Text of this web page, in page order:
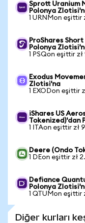
Sprott Uranium
Polonya
1 URNMon eşittir
ProShares
Polonya
1 PSQon eşittir zł
Exodus
Zlotisi'na
1 EXODon eşittir
iShares US
Tokenized)'dan
1 ITAon eşittir zł
Deere (Ondo
1 DEon eşittir zł
Defiance
Polonya
1 QTUMon eşittir
Diğer kurları